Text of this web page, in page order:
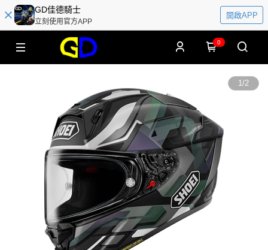
GD佳德騎士
立刻使用官方APP
開啟APP
0
1/2